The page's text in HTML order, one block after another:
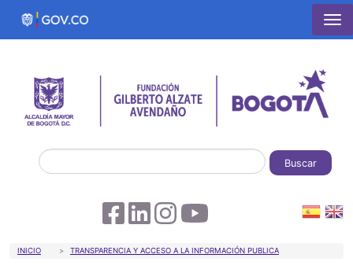
Pasar al contenido principal
Buscar
Sobrescribir enlaces de ayuda a la
INICIO TRANSPARENCIA Y ACCESO A LA INFORMACIÓN PUBLICA